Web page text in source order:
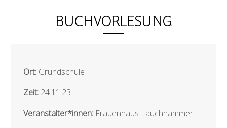
BUCHVORLESUNG
Ort: Grundschule
Zeit: 24.11.23
Veranstalter*innen: Frauenhaus Lauchhammer